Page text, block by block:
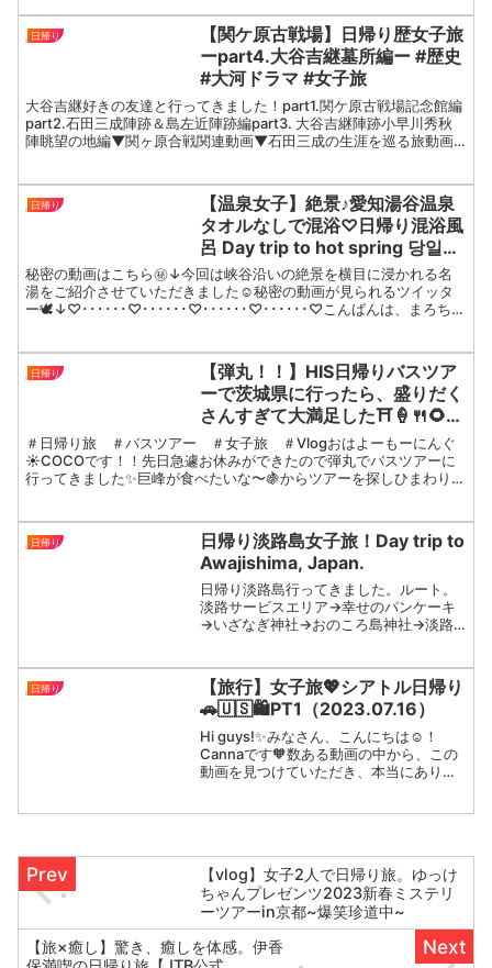
くら）X：TikTok：Instagram：ま...
日帰り
【関ケ原古戦場】日帰り歴女子旅
ーpart4.大谷吉継墓所編ー #歴史
#大河ドラマ #女子旅
大谷吉継好きの友達と行ってきました！part1.関ケ原古戦場記念館編
part2.石田三成陣跡＆島左近陣跡編part3. 大谷吉継陣跡小早川秀秋
陣眺望の地編▼関ヶ原合戦関連動画▼石田三成の生涯を巡る旅動画
日帰り
【温泉女子】絶景♪愛知湯谷温泉
タオルなしで混浴♡日帰り混浴風
呂 Day trip to hot spring 당일치
기온천 एक दिवसीय गर्म पानी का झरना
秘密の動画はこちら㊙️↓今回は峡谷沿いの絶景を横目に浸かれる名
湯をご紹介させていただきました☺️秘密の動画が見られるツイッタ
ー🕊↓♡･･････♡･･････♡･･････♡･･････♡こんばんは、まろちゃ
日帰り
【弾丸！！】HIS日帰りバスツア
ーで茨城県に行ったら、盛りだく
さんすぎて大満足した⛩️🍦🍴🌻🍇
🍨
＃日帰り旅 ＃バスツアー ＃女子旅 ＃Vlogおはよーもーにんぐ
☀︎COCOです！！先日急遽お休みができたので弾丸でバスツアーに
行ってきました✨巨峰が食べたいな〜🍇からツアーを探しひまわりが
日帰り
日帰り淡路島女子旅！Day trip to
Awajishima, Japan.
日帰り淡路島行ってきました。ルート。
淡路サービスエリア→幸せのパンケーキ
→いざなぎ神社→おのころ島神社→淡路
る時、淡路ICからサービスエリアへは行
けないので要注意！ET...
日帰り
【旅行】女子旅💖シアトル日帰り
🚗🇺🇸🛍PT1（2023.07.16）
Hi guys!✨みなさん、こんにちは☺️！
Cannaです🧡数ある動画の中から、この
動画を見つけていただき、本当にありが
【vlog】女子2人で日帰り旅。ゆっけ
ちゃんプレゼンツ2023新春ミステリ
ーツアーin京都~爆笑珍道中~
【旅×癒し】驚き、癒しを体感。伊香